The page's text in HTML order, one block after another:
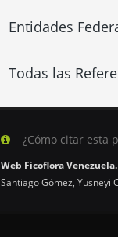
Entidades
Todas las
¿Cómo citar esta
Web Ficoflora Venezuela.
Santiago Gómez, Yusneyi